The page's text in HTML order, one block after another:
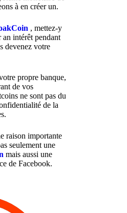
à en créer un.
, mettez-y
intérêt pendant
devenez votre
propre banque,
de vos
ne sont pas du
de la
raison importante
seulement une
mais aussi une
de Facebook.